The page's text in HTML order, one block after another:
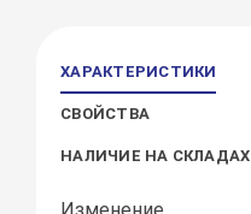
ХАРАКТЕРИСТИКИ
СВОЙСТВА
НАЛИЧИЕ НА СКЛАДАХ